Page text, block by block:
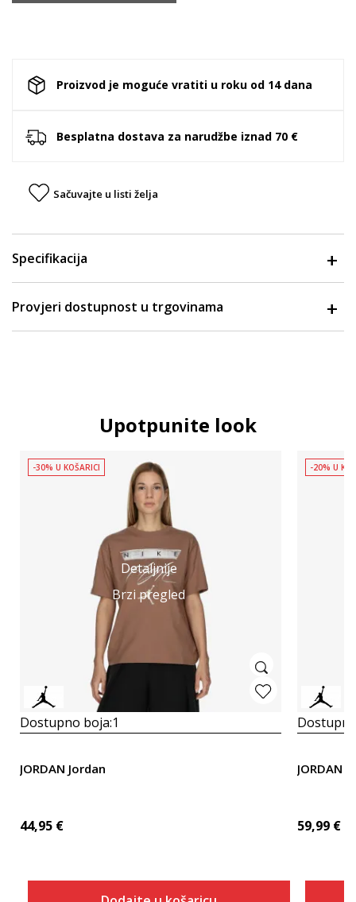
Proizvod je moguće vratiti u roku od 14 dana
Besplatna dostava za narudžbe iznad 70 €
Sačuvajte u listi želja
Specifikacija
Provjeri dostupnost u trgovinama
Upotpunite look
Detaljnije
Brzi pregled
-30% U KOŠARICI
Dostupno boja:1
JORDAN Jordan
44,95 €
-20% U
JORDAN
59,99 €